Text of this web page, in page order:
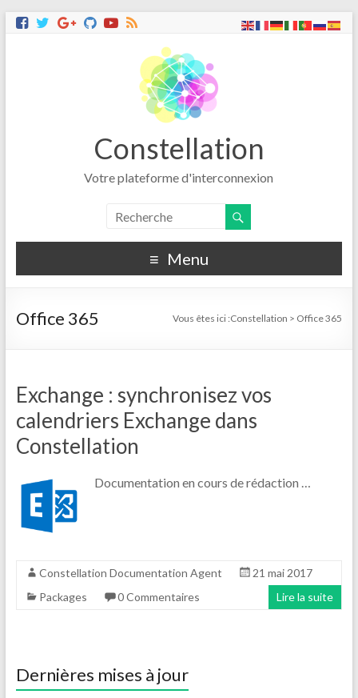
Constellation
Votre plateforme d'interconnexion
Menu
Office 365 Vous êtes ici :Constellation > Office 365
Exchange : synchronisez vos
calendriers Exchange dans
Constellation
Documentation en cours de rédaction …
Constellation Documentation Agent
21 mai 2017
Packages
0 Commentaires Lire la suite
Dernières mises à jour